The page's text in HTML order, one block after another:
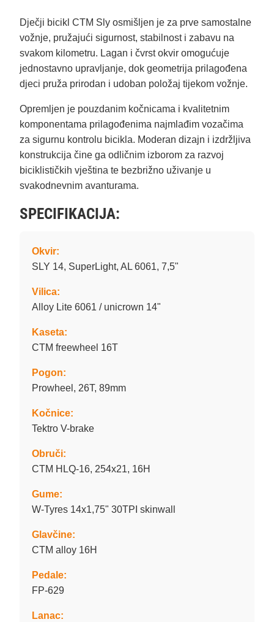
Dječji bicikl CTM Sly osmišljen je za prve samostalne
vožnje, pružajući sigurnost, stabilnost i zabavu na
svakom kilometru. Lagan i čvrst okvir omogućuje
jednostavno upravljanje, dok geometrija prilagođena
djeci pruža prirodan i udoban položaj tijekom vožnje.
Opremljen je pouzdanim kočnicama i kvalitetnim
komponentama prilagođenima najmlađim vozačima
za sigurnu kontrolu bicikla. Moderan dizajn i izdržljiva
konstrukcija čine ga odličnim izborom za razvoj
biciklističkih vještina te bezbrižno uživanje u
svakodnevnim avanturama.
SPECIFIKACIJA:
Okvir:
SLY 14, SuperLight, AL 6061, 7,5"
Vilica:
Alloy Lite 6061 / unicrown 14"
Kaseta:
CTM freewheel 16T
Pogon:
Prowheel, 26T, 89mm
Kočnice:
Tektro V-brake
Obruči:
CTM HLQ-16, 254x21, 16H
Gume:
W-Tyres 14x1,75" 30TPI skinwall
Glavčine:
CTM alloy 16H
Pedale:
FP-629
Lanac: